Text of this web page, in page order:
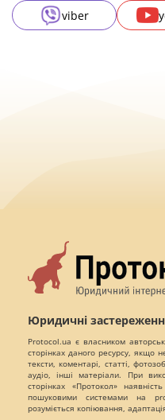
viber
Юридичні
Protocol.ua є власником
сторінках даного ресурсу, якщо
тексти, коментарі, статті,
аудіо, інші матеріали. При
сторінках «Протокол»
пошуковими системами на
розуміється копіювання,